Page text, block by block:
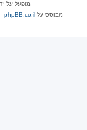
מופעל על
מבוסס עלphpBB.co.il - פורומים בעברית